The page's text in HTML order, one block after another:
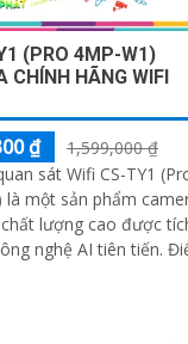
(PRO 4MP-W1)
CHÍNH HÃNG WIFI
₫
1,599,000 ₫
sát Wifi CS-TY1
là một sản phẩm
lượng cao được
nghệ AI tiên tiến. Điểm